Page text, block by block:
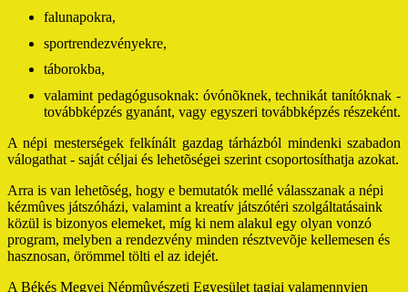
falunapokra,
sportrendezvényekre,
táborokba,
valamint pedagógusoknak: óvónõknek, technikát tanítóknak -
továbbképzés gyanánt, vagy egyszeri továbbképzés részeként.
A népi mesterségek felkínált gazdag tárházból mindenki szabadon
válogathat - saját céljai és lehetõségei szerint csoportosíthatja azokat.
Arra is van lehetõség, hogy e bemutatók mellé válasszanak a népi
kézmûves játszóházi, valamint a kreatív játszótéri szolgáltatásaink
közül is bizonyos elemeket, míg ki nem alakul egy olyan vonzó
program, melyben a rendezvény minden résztvevõje kellemesen és
hasznosan, örömmel tölti el az idejét.
A Békés Megyei Népmûvészeti Egyesület tagjai valamennyien